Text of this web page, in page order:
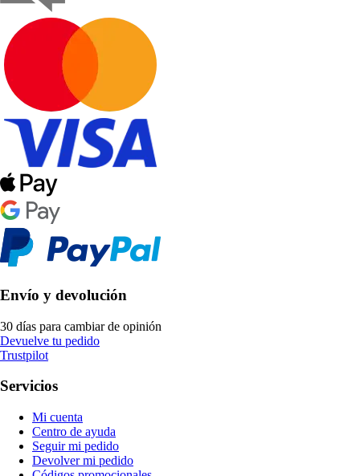
Envío y devolución
30 días para cambiar de opinión
Devuelve tu pedido
Trustpilot
Servicios
Mi cuenta
Centro de ayuda
Seguir mi pedido
Devolver mi pedido